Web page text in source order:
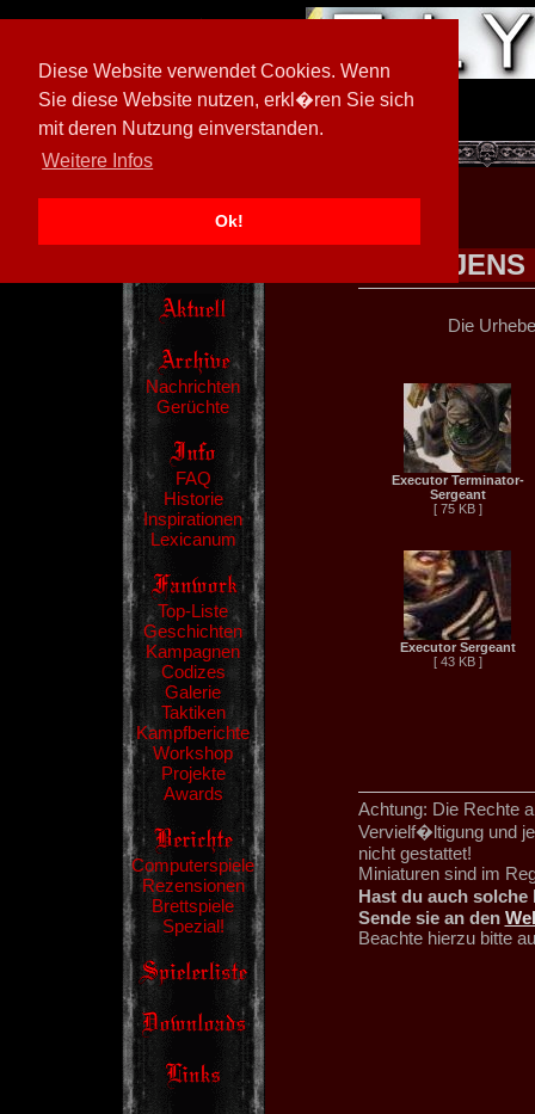
Diese Website verwendet Cookies. Wenn
Sie diese Website nutzen, erkl�ren Sie sich
mit deren Nutzung einverstanden.
Weitere Infos
Ok!
[ 600026/M3]
Nachrichten
Gerüchte
FAQ
Historie
Inspirationen
Lexicanum
Top-Liste
Geschichten
Kampagnen
Codizes
Galerie
Taktiken
Kampfberichte
Workshop
Projekte
Awards
Computerspiele
Rezensionen
Brettspiele
Spezial!
Die
Executor Terminator-
Sergeant
[ 75 KB ]
Executor Sergeant
[ 43 KB ]
Achtung: Die Rechte
Vervielf�ltigung und
nicht gestattet!
Miniaturen sind im
Hast du auch
Sende sie an den
Beachte hierzu bitte